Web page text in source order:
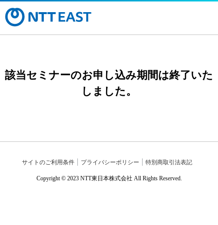
該当セミナーのお申し込み期間は終了いた
しました。
サイトのご利用条件 プライバシーポリシー 特別商取引法表記
Copyright © 2023 NTT東日本株式会社 All Rights Reserved.